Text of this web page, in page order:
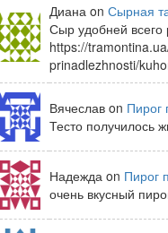
Диана on Сырная
Сыр удобней всего
https://
prinadlezhnosti/
Вячеслав on Пирог
Тесто получилось
Надежда on Пирог
очень вкусный